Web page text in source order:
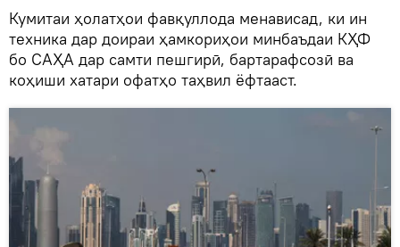
Кумитаи ҳолатҳои фавқуллода менависад, ки ин
техника дар доираи ҳамкориҳои минбаъдаи КҲФ
бо САҲА дар самти пешгирӣ, бартарафсозӣ ва
коҳиши хатари офатҳо таҳвил ёфтааст.